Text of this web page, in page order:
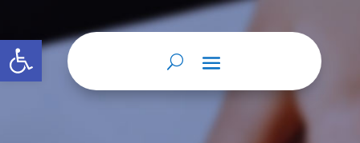
Abrir barra de herramientas